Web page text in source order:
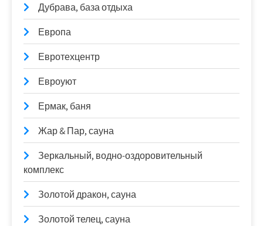
Дубрава, база отдыха
Европа
Евротехцентр
Евроуют
Ермак, баня
Жар & Пар, сауна
Зеркальный, водно-оздоровительный
комплекс
Золотой дракон, сауна
Золотой телец, сауна